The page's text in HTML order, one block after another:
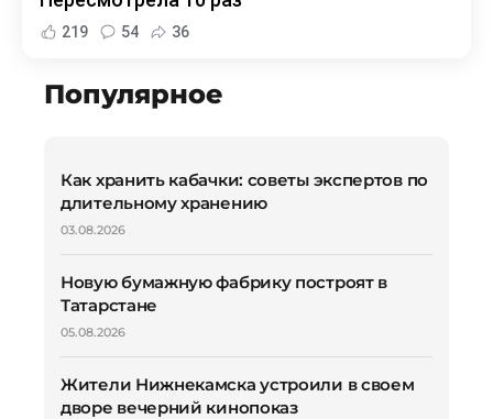
219 54 36
Популярное
Как хранить кабачки: советы экспертов по
длительному хранению
03.08.2026
Новую бумажную фабрику построят в
Татарстане
05.08.2026
Жители Нижнекамска устроили в своем
дворе вечерний кинопоказ